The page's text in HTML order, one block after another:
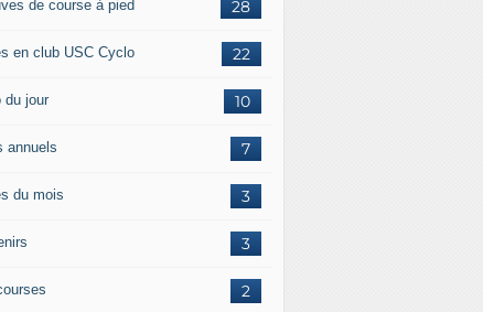
28
de course à pied
22
en club USC Cyclo
10
du jour
7
annuels
3
du mois
3
2